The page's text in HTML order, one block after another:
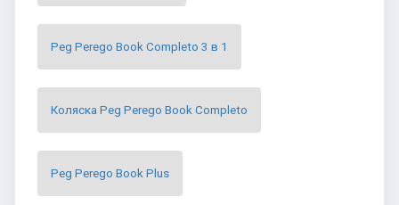
Peg Perego Book Completo 3 в 1
Коляска Peg Perego Book Completo
Peg Perego Book Plus